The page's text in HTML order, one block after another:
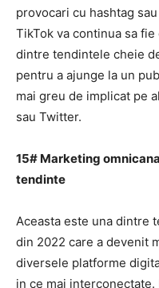
provocari cu hashtag
TikTok va continua sa
dintre tendintele cheie
pentru a ajunge la un
mai greu de implicat pe
sau Twitter.
15# Marketing
tendinte
Aceasta este una dintre
din 2022 care a devenit
diversele platforme
in ce mai interconectate.